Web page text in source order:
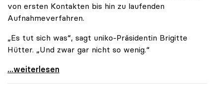
von ersten Kontakten bis hin zu laufenden
Aufnahmeverfahren.
„Es tut sich was“, sagt uniko-Präsidentin Brigitte
Hütter. „Und zwar gar nicht so wenig.“
Reges Interesse von US-Forscher:innen an
...weiterlesen